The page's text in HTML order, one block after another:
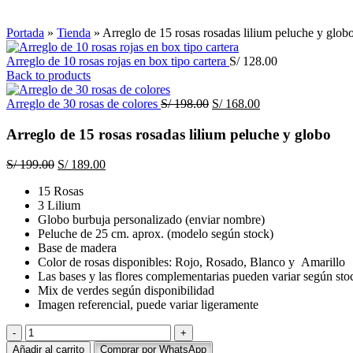
Portada » Tienda » Arreglo de 15 rosas rosadas lilium peluche y
Arreglo de 10 rosas rojas en box tipo cartera S/128.00
Back to products
Arreglo de 30 rosas de colores S/198.00 El
original
S/168.00El
actual
Arreglo de 15 rosas rosadas lilium peluche y globo
S/199.00 El
original
era:
S/ 199.00.
S/189.00El
S/ 189.00.
15 Rosas
3 Lilium
Globo burbuja personalizado (enviar nombre)
Peluche de 25 cm. aprox. (modelo según stock)
Base de madera
Color de rosas disponibles: Rojo, Rosado, Blanco y Amarillo
Las bases y las flores complementarias pueden variar según
Mix de verdes según disponibilidad
Imagen referencial, puede variar ligeramente
Arreglo
de
Añadir al carrito Comprar por WhatsApp